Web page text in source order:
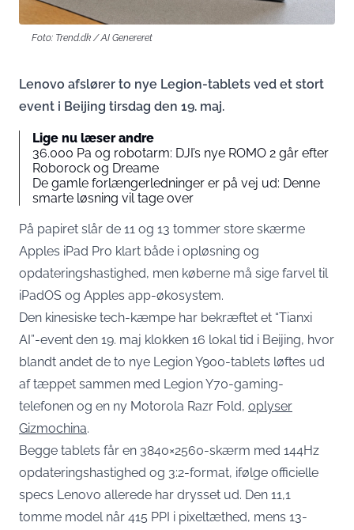
Foto: Trend.dk / AI Genereret
Lenovo afslører to nye Legion-tablets ved et stort
event i Beijing tirsdag den 19. maj.
Lige nu læser andre
36.000 Pa og robotarm: DJI’s nye ROMO 2 går efter
Roborock og Dreame
De gamle forlængerledninger er på vej ud: Denne
smarte løsning vil tage over
På papiret slår de 11 og 13 tommer store skærme
Apples iPad Pro klart både i opløsning og
opdateringshastighed, men køberne må sige farvel til
iPadOS og Apples app-økosystem.
Den kinesiske tech-kæmpe har bekræftet et “Tianxi
AI”-event den 19. maj klokken 16 lokal tid i Beijing, hvor
blandt andet de to nye Legion Y900-tablets løftes ud
af tæppet sammen med Legion Y70-gaming-
telefonen og en ny Motorola Razr Fold, oplyser
Gizmochina.
Begge tablets får en 3840×2560-skærm med 144Hz
opdateringshastighed og 3:2-format, ifølge officielle
specs Lenovo allerede har drysset ud. Den 11,1
tomme model når 415 PPI i pixeltæthed, mens 13-